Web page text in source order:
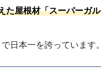
た屋根材「スーパーガル
日本一を誇っています。